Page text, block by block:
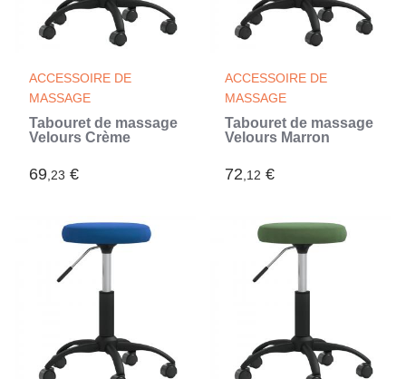
ACCESSOIRE DE
MASSAGE
Tabouret de massage
Velours Crème
69,23 €
ACCESSOIRE DE
MASSAGE
Tabouret de massage
Velours Marron
72,12 €